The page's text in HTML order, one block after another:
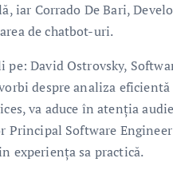
Corrado De Bari,
de chatbot-uri.
David Ostrovsky,
despre analiza eficientă
va aduce în atenția
Software
experiența sa practică.